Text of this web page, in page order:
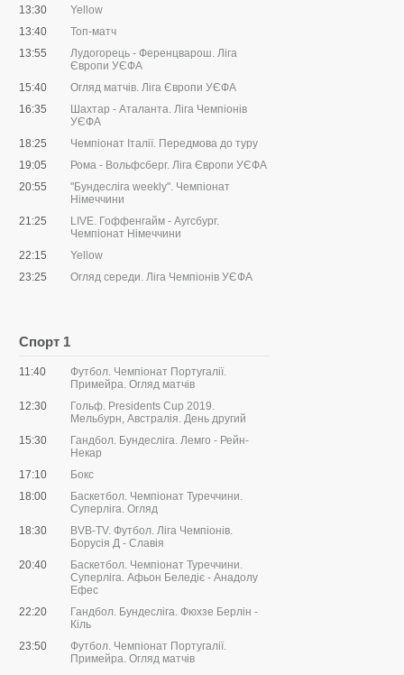
13:30
Yellow
13:40
Топ-матч
13:55
Лудогорець - Ференцварош. Ліга
Європи УЄФА
15:40
Огляд матчів. Ліга Європи УЄФА
16:35
Шахтар - Аталанта. Ліга Чемпіонів
УЄФА
18:25
Чемпіонат Італії. Передмова до туру
19:05
Рома - Вольфсберг. Ліга Європи УЄФА
20:55
"Бундесліга weekly". Чемпіонат
Німеччини
21:25
LIVE. Гоффенгайм - Аугсбург.
Чемпіонат Німеччини
22:15
Yellow
23:25
Огляд середи. Ліга Чемпіонів УЄФА
Спорт 1
11:40
Футбол. Чемпіонат Португалії.
Примейра. Огляд матчів
12:30
Гольф. Presidents Сup 2019.
Мельбурн, Австралія. День другий
15:30
Гандбол. Бундесліга. Лемго - Рейн-
Некар
17:10
Бокс
18:00
Баскетбол. Чемпіонат Туреччини.
Суперліга. Огляд
18:30
BVB-TV. Футбол. Ліга Чемпіонів.
Борусія Д - Славія
20:40
Баскетбол. Чемпіонат Туреччини.
Суперліга. Афьон Беледіє - Анадолу
Ефес
22:20
Гандбол. Бундесліга. Фюхзе Берлін -
Кіль
23:50
Футбол. Чемпіонат Португалії.
Примейра. Огляд матчів